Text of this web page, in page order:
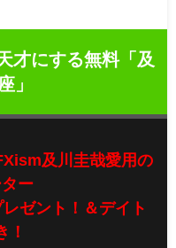
才にする無料「及
」
及川圭哉愛用の
ー
ゼント！＆デイト
！